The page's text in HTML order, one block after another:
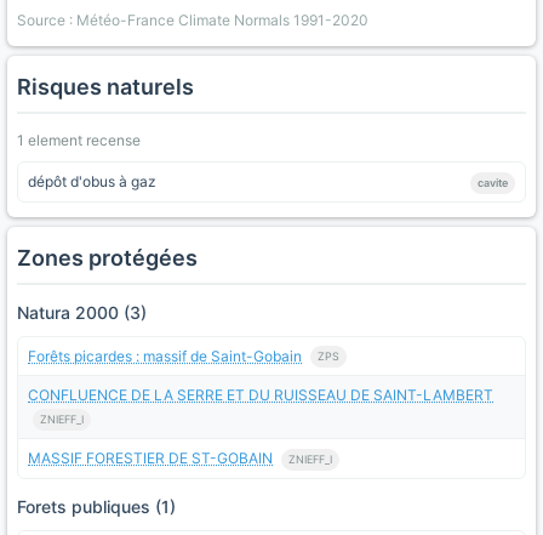
Source : Météo-France Climate Normals 1991-2020
Risques naturels
1 element recense
dépôt d'obus à gaz cavite
Zones protégées
Natura 2000 (3)
Forêts picardes : massif de Saint-Gobain ZPS
CONFLUENCE DE LA SERRE ET DU RUISSEAU DE SAINT-LAMBERT
ZNIEFF_I
MASSIF FORESTIER DE ST-GOBAIN ZNIEFF_I
Forets publiques (1)